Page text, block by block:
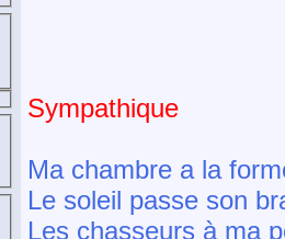
Sympathique
Ma chambre a la
Le soleil passe son
Les chasseurs à ma